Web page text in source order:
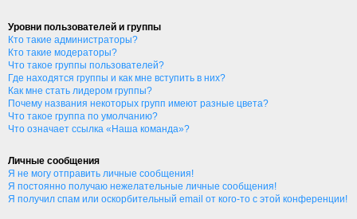
Уровни пользователей и группы
Кто такие администраторы?
Кто такие модераторы?
Что такое группы пользователей?
Где находятся группы и как мне вступить в них?
Как мне стать лидером группы?
Почему названия некоторых групп имеют разные цвета?
Что такое группа по умолчанию?
Что означает ссылка «Наша команда»?
Личные сообщения
Я не могу отправить личные сообщения!
Я постоянно получаю нежелательные личные сообщения!
Я получил спам или оскорбительный email от кого-то с этой конференции!